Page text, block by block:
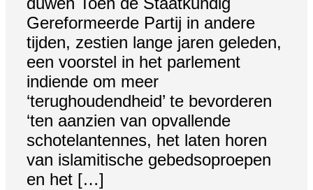
Gereformeerde Partij in andere
tijden, zestien lange jaren geleden,
een voorstel in het parlement
indiende om meer
‘terughoudendheid’ te bevorderen
‘ten aanzien van opvallende
schotelantennes, het laten horen
van islamitische gebedsoproepen
en het […]